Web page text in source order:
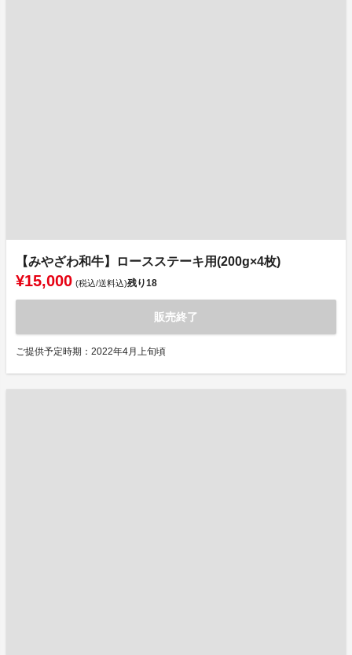
【みやざわ和牛】ロースステーキ用(200g×4枚)
¥15,000 (税込/送料込)残り18
販売終了
ご提供予定時期：2022年4月上旬頃